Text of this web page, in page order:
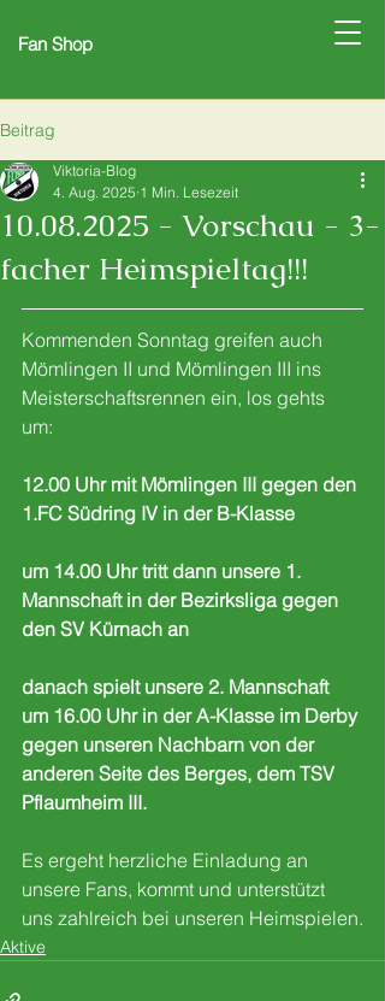
Fan Shop
Beitrag
10.08.2025 - Vorschau - 3-
facher Heimspieltag!!!
Viktoria-Blog
4. Aug. 2025 1 Min. Lesezeit
Kommenden Sonntag greifen auch
Mömlingen II und Mömlingen III ins
Meisterschaftsrennen ein, los gehts
um:
12.00 Uhr mit Mömlingen III gegen den
1.FC Südring IV in der B-Klasse
um 14.00 Uhr tritt dann unsere 1.
Mannschaft in der Bezirksliga gegen
den SV Kürnach an
danach spielt unsere 2. Mannschaft
um 16.00 Uhr in der A-Klasse im Derby
gegen unseren Nachbarn von der
anderen Seite des Berges, dem TSV
Pflaumheim III.
Es ergeht herzliche Einladung an
unsere Fans, kommt und unterstützt
uns zahlreich bei unseren Heimspielen.
Aktive